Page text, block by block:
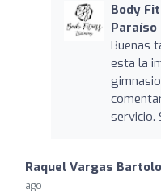
Body
Paraíso
Buenas
esta la
servicio.
Raquel Vargas
ago